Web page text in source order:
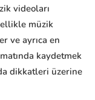
videoları
müzik
ve ayrıca en
kaydetmek
dikkatleri üzerine